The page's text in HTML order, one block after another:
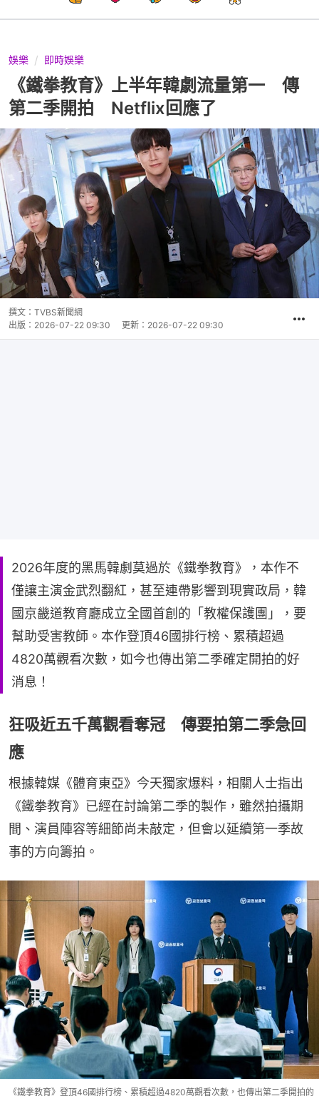
娛樂 即時娛樂
《鐵拳教育》上半年韓劇流量第一 傳
第二季開拍 Netflix回應了
撰文： TVBS新聞網
出版： 2026-07-22 09:30 更新： 2026-07-22 09:30
2026年度的黑馬韓劇莫過於《鐵拳教育》，本作不
僅讓主演金武烈翻紅，甚至連帶影響到現實政局，韓
國京畿道教育廳成立全國首創的「教權保護團」，要
幫助受害教師。本作登頂46國排行榜、累積超過
4820萬觀看次數，如今也傳出第二季確定開拍的好
消息！
狂吸近五千萬觀看奪冠 傳要拍第二季急回
應
根據韓媒《體育東亞》今天獨家爆料，相關人士指出
《鐵拳教育》已經在討論第二季的製作，雖然拍攝期
間、演員陣容等細節尚未敲定，但會以延續第一季故
事的方向籌拍。
《鐵拳教育》登頂46國排行榜、累積超過4820萬觀看次數，也傳出第二季開拍的